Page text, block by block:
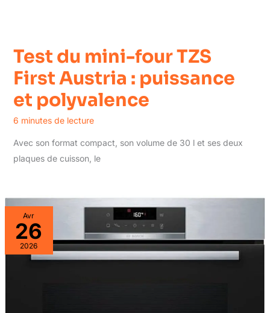
Test du mini-four TZS
First Austria : puissance
et polyvalence
6 minutes de lecture
Avec son format compact, son volume de 30 l et ses deux
plaques de cuisson, le
Avr
26
2026